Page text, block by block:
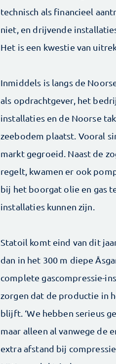
technisch als financieel
niet, en drijvende
Het is een kwestie van
Inmiddels is langs de
als opdrachtgever, het
installaties en de Noorse
zeebodem plaatst. Vooral
markt gegroeid. Naast de
regelt, kwamen er ook
bij het boorgat olie en gas
installaties kunnen zijn.
Statoil komt eind van dit
dan in het 300 m diepe
complete gascompressie-
zorgen dat de productie in
blijft. ‘We hebben serieus
maar alleen al vanwege de
extra afstand bij